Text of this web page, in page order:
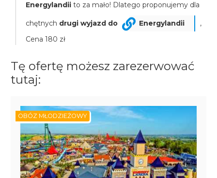
Energylandii to za mało! Dlatego proponujemy dla
chętnych drugi wyjazd do Energylandii
,
Cena 180 zł
Tę ofertę możesz zarezerwować
tutaj:
OBÓZ MŁODZIEŻOWY